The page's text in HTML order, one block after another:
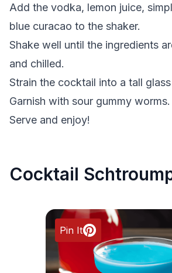
Add the vodka, lemon juice,
blue curacao to the shaker.
Shake well until the ingredients
and chilled.
Strain the cocktail into a tall
Garnish with sour gummy worms.
Serve and enjoy!
Cocktail
Pin It